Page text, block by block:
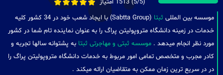
(5/5) 1513 امتیاز
موسسه بین المللی ثبتا
(Sabtta Group) با ایجاد شعب خود در 34 کشور کلیه
خدمات در زمینه دانشگاه متروپولیتن پراگ را به عنوان نماینده تام شما در کشور
مورد نظر انجام میدهد . موسسه ثبتی و مهاجرتی ثبتا به پشتوانه سالها تجربه و
کادر مجرب و متخصص تمامی امور مربوط به خدمات دانشگاه متروپولیتن پراگ را
در در سریع ترین زمان ممکن به متقاضیان ارائه میکند .